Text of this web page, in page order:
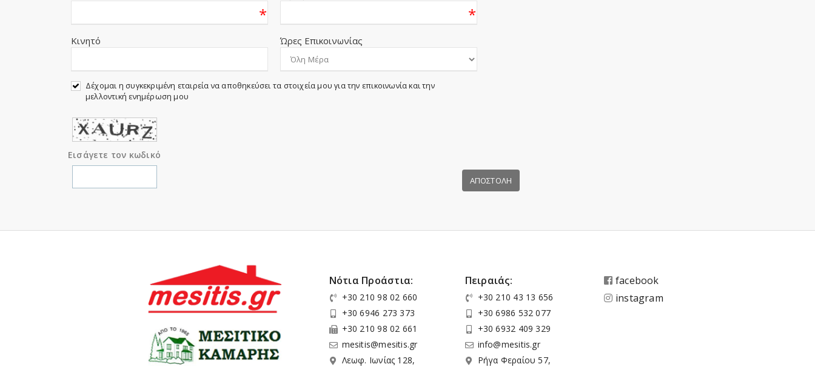
* *
Κινητό Ώρες Επικοινωνίας
Δέχομαι η συγκεκριμένη εταιρεία να αποθηκεύσει τα στοιχεία μου για την επικοινωνία και την
μελλοντική ενημέρωση μου
Εισάγετε τον κωδικό
ΑΠΟΣΤΟΛΗ
Νότια Προάστια:
+30 210 98 02 660
+30 6946 273 373
+30 210 98 02 661
mesitis@mesitis.gr
Λεωφ. Ιωνίας 128,
Πειραιάς:
+30 210 43 13 656
+30 6986 532 077
+30 6932 409 329
info@mesitis.gr
Ρήγα Φεραίου 57,
facebook
instagram